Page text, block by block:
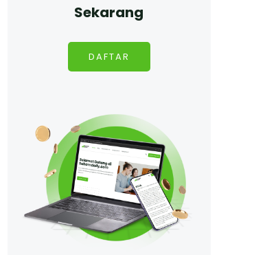
Sekarang
DAFTAR